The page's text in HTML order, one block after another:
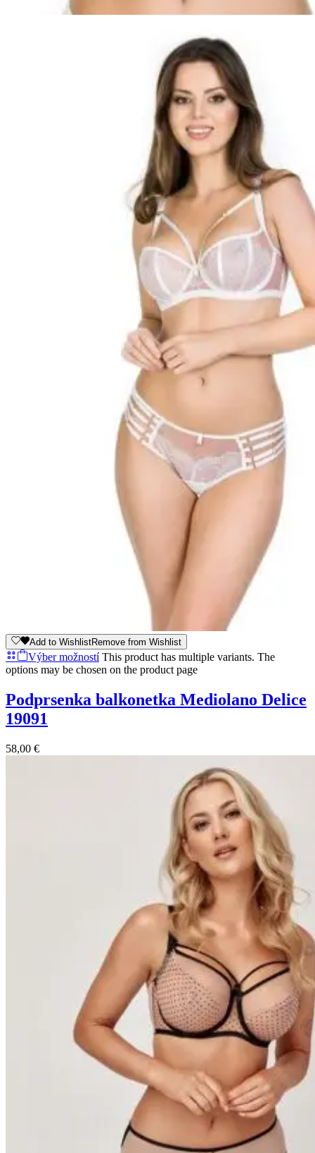
Add to WishlistRemove from Wishlist
Výber možností This product has multiple variants. The
options may be chosen on the product page
Podprsenka balkonetka Mediolano Delice
19091
58,00 €